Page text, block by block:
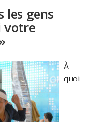
les gens
votre
À
quoi